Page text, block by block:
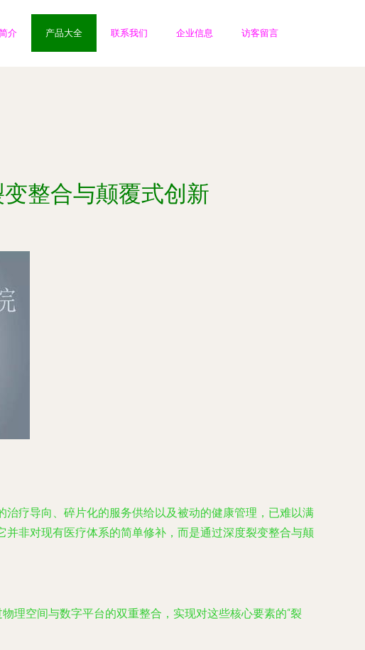
介 产品大全 联系我们 企业信息 访客留言
整合与颠覆式创新
疗导向、碎片化的服务供给以及被动的健康管理，已难以满
非对现有医疗体系的简单修补，而是通过深度裂变整合与颠
理空间与数字平台的双重整合，实现对这些核心要素的“裂